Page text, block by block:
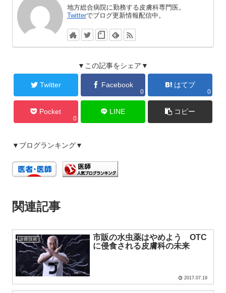
地方総合病院に勤務する皮膚科専門医。
Twitterでブログ更新情報配信中。
▼この記事をシェア▼
Twitter Facebook
0
はてブ
0
Pocket
0
LINE コピー
▼ブログランキング▼
関連記事
診療技術
市販の水虫薬はやめよう OTC
に侵食される皮膚科の未来
2017.07.19